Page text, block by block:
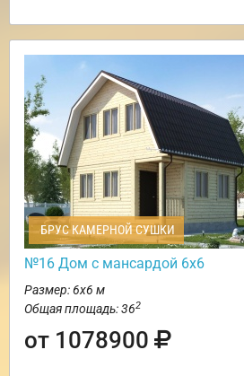
БРУС КАМЕРНОЙ СУШКИ
№16 Дом с мансардой 6х6
Размер: 6х6 м
Общая площадь: 362
от 1078900